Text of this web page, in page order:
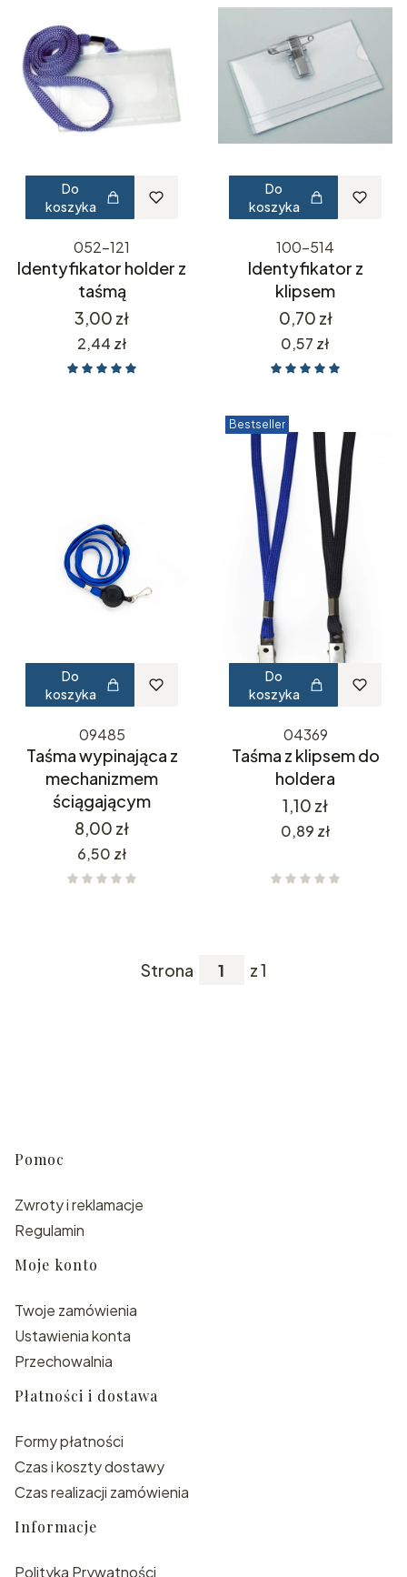
Do
koszyka
052-121
Identyfikator holder z
taśmą
Cena
3,00 zł
Cena
2,44 zł
Do
koszyka
100-514
Identyfikator z
klipsem
Cena
0,70 zł
Cena
0,57 zł
Do
koszyka
09485
Taśma wypinająca z
mechanizmem
ściągającym
Cena
8,00 zł
Cena
6,50 zł
Bestseller
Do
koszyka
04369
Taśma z klipsem do
holdera
Cena
1,10 zł
Cena
0,89 zł
Strona z 1
Linki w stopce
Pomoc
Zwroty i reklamacje
Regulamin
Moje konto
Twoje zamówienia
Ustawienia konta
Przechowalnia
Płatności i dostawa
Formy płatności
Czas i koszty dostawy
Czas realizacji zamówienia
Informacje
Polityka Prywatności